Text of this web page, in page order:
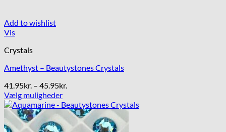
Add to wishlist
Vis
Crystals
Amethyst – Beautystones Crystals
41.95kr. – 45.95kr.
til
45.95kr.
Vælg muligheder
Dette
vare
har